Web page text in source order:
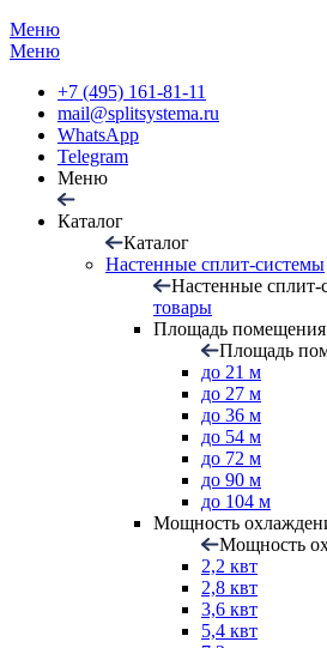
Меню
Меню
+7 (495) 161-81-11
mail@splitsystema.ru
WhatsApp
Telegram
Меню
Каталог
Каталог
Настенные сплит-системы
Настенные сплит-
товары
Площадь помещения
Площадь
до 21 м
до 27 м
до 36 м
до 54 м
до 72 м
до 90 м
до 104 м
Мощность
Мощность
2,2 квт
2,8 квт
3,6 квт
5,4 квт